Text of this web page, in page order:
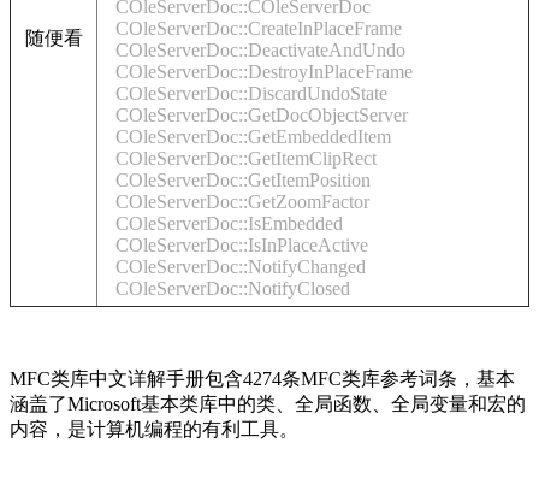
随便看
COleServerDoc::COleServerDoc
COleServerDoc::CreateInPlaceFrame
COleServerDoc::DeactivateAndUndo
COleServerDoc::DestroyInPlaceFrame
COleServerDoc::DiscardUndoState
COleServerDoc::GetDocObjectServer
COleServerDoc::GetEmbeddedItem
COleServerDoc::GetItemClipRect
COleServerDoc::GetItemPosition
COleServerDoc::GetZoomFactor
COleServerDoc::IsEmbedded
COleServerDoc::IsInPlaceActive
COleServerDoc::NotifyChanged
COleServerDoc::NotifyClosed
MFC类库中文详解手册包含4274条MFC类库参考词条，基本
涵盖了Microsoft基本类库中的类、全局函数、全局变量和宏的
内容，是计算机编程的有利工具。